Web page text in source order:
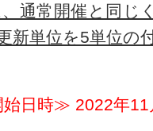
通常開催と同じ
新単位を5単位の
日時≫ 2022年11